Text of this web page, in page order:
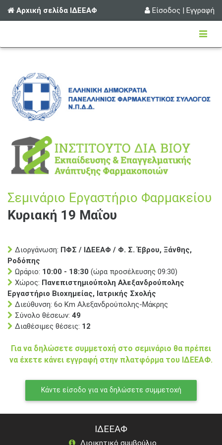
Αρχική σελίδα ΙΔΕΕΑΦ Είσοδος | Εγγραφή
Σεμινάριο Εργαστήριο Φαρμακείου
Κυριακή 19 Μαΐου
Διοργάνωση: ΠΦΣ / ΙΔΕΕΑΦ / Φ. Σ. Έβρου, Ξάνθης,
Ροδόπης
Ωράριο: 10:00 - 18:30 (ώρα προσέλευσης 09:30)
Χώρος: Πανεπιστημιούπολη Αλεξανδρούπολης
Εργαστήριο Βιοχημείας, Ιατρικής Σχολής
Διεύθυνση: 6ο Km Αλεξανδρούπολης-Μάκρης
Σύνολο θέσεων: 49
Διαθέσιμες θέσεις: 12
Για να δηλώσετε συμμετοχή στο σεμινάριο θα πρέπει
να έχετε κάνει εγγραφή στην πλατφόρμα του ΙΔΕΕΑΦ.
Κάντε είσοδο για να δηλώσετε συμμετοχή
ΙΔΕΕΑΦ
Διοικητικό συμβούλιο